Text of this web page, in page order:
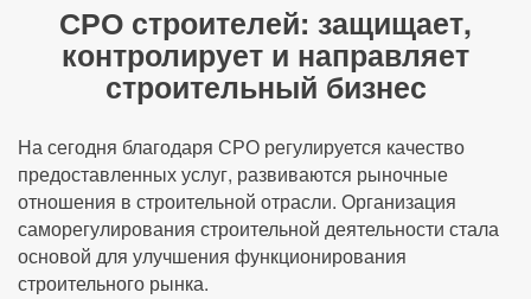
СРО строителей: защищает,
контролирует и направляет
строительный бизнес
На сегодня благодаря СРО регулируется качество
предоставленных услуг, развиваются рыночные
отношения в строительной отрасли. Организация
саморегулирования строительной деятельности стала
основой для улучшения функционирования
строительного рынка.